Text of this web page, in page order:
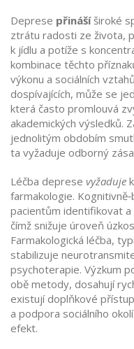
Deprese přinášíširoké
ztrátu radosti ze života,
k jídlu a potíže s
kombinace těchto
výkonu a sociálních
dospívajících, může se
která často promlouvá
akademických výsledků.
jednolitým obdobím
ta vyžaduje odborný
Léčba deprese vyžaduje
farmakologie.
pacientům identifikovat
čímž snižuje úroveň
Farmakologická léčba,
stabilizuje
psychoterapie. Výzkum
obě metody, dosahují
existují doplňkové
a podpora sociálního
efekt.